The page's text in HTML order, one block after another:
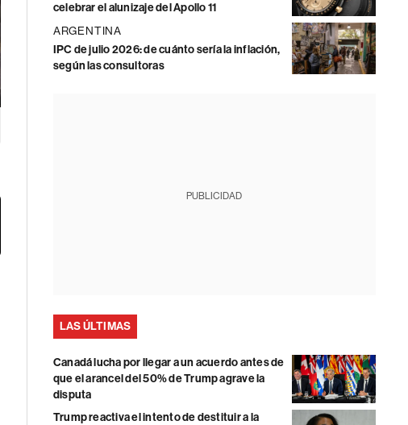
celebrar el alunizaje del Apollo 11
ARGENTINA
IPC de julio 2026: de cuánto sería la inflación,
según las consultoras
PUBLICIDAD
LAS ÚLTIMAS
Canadá lucha por llegar a un acuerdo antes de
que el arancel del 50% de Trump agrave la
disputa
Trump reactiva el intento de destituir a la